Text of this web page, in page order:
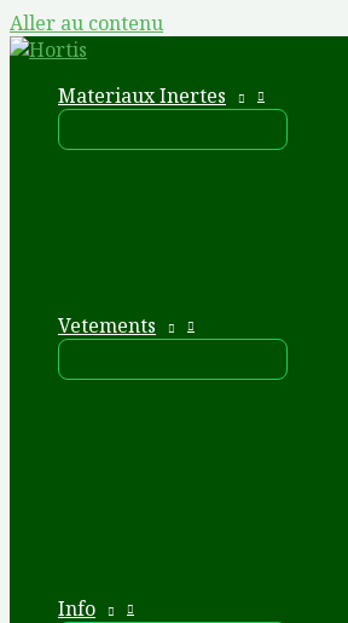
Aller au contenu
Materiaux Inertes
Vetements
Info